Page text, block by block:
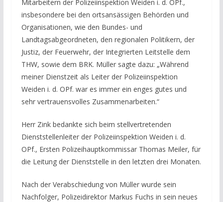
Mitarbeitern der Polizeiinspektion Weiden i. d. OPf.,
insbesondere bei den ortsansässigen Behörden und
Organisationen, wie den Bundes- und
Landtagsabgeordneten, den regionalen Politikern, der
Justiz, der Feuerwehr, der Integrierten Leitstelle dem
THW, sowie dem BRK. Müller sagte dazu: „Während
meiner Dienstzeit als Leiter der Polizeiinspektion
Weiden i. d. OPf. war es immer ein enges gutes und
sehr vertrauensvolles Zusammenarbeiten.“
Herr Zink bedankte sich beim stellvertretenden
Dienststellenleiter der Polizeiinspektion Weiden i. d.
OPf., Ersten Polizeihauptkommissar Thomas Meiler, für
die Leitung der Dienststelle in den letzten drei Monaten.
Nach der Verabschiedung von Müller wurde sein
Nachfolger, Polizeidirektor Markus Fuchs in sein neues